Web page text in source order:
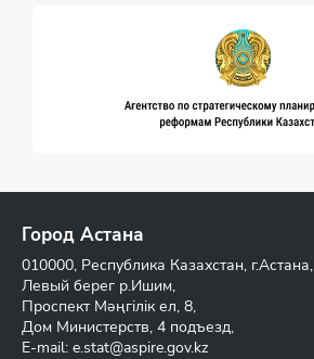
Город Астана
010000, Республика Казахстан, г.Астана,
Левый берег р.Ишим,
Проспект Мәңгілік ел, 8,
Дом Министерств, 4 подъезд,
E-mail: e.stat@aspire.gov.kz